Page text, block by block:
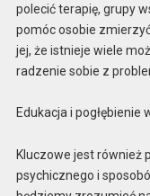
polecić terapię, grupy
pomóc osobie
jej, że istnieje wiele
radzenie sobie z
Edukacja i pogłębienie
Kluczowe jest również
psychicznego i